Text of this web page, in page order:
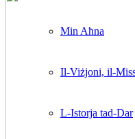
Min Aħna
Il-Viżjoni, il-
L-Istorja tad-Dar